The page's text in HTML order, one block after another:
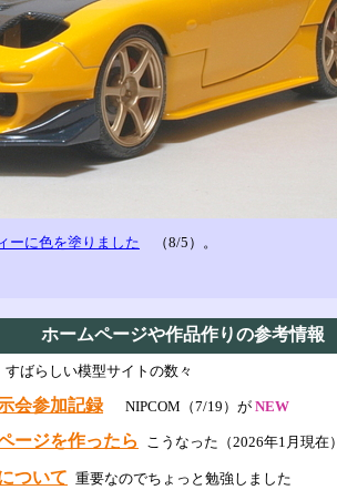
ーに色を塗りました （8/5）。
ホームページや作品作りの参考情報
すばらしい模型サイトの数々
会参加記録 NIPCOM（7/19）が NEW
ージを作ったら こうなった（2026年1月現在）
ついて 重要なのでちょっと勉強しました